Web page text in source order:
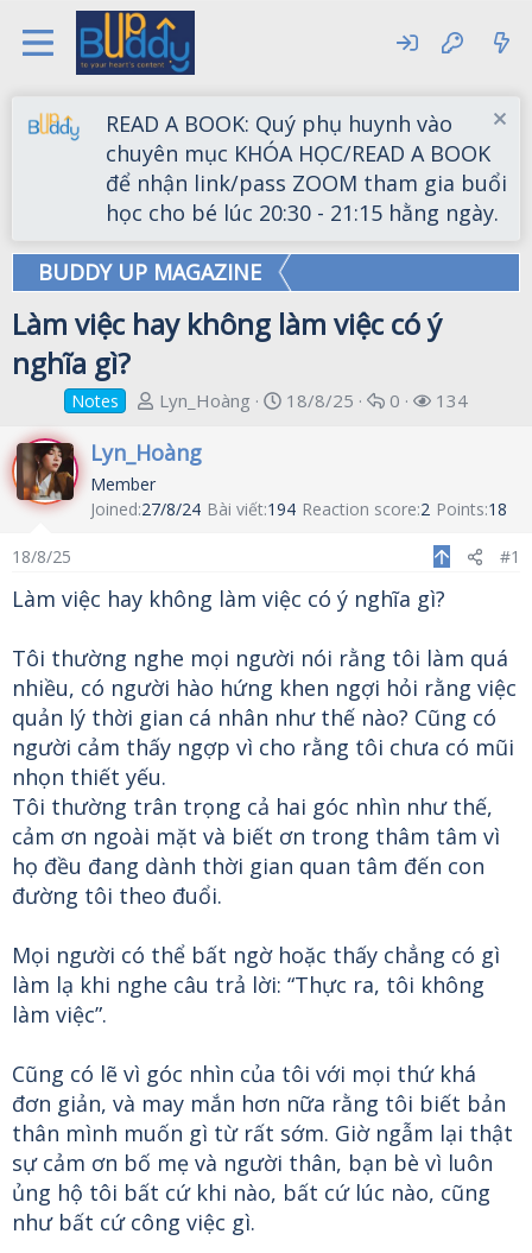
READ A BOOK: Quý phụ huynh vào
chuyên mục KHÓA HỌC/READ A BOOK
để nhận link/pass ZOOM tham gia buổi
học cho bé lúc 20:30 - 21:15 hằng ngày.
BUDDY UP MAGAZINE
Làm việc hay không làm việc có ý
nghĩa gì?
Notes
T
r
a
d
a
t
e
r
Lyn_Hoàng
S
d
e
18/8/25
R
e
0
V
s
134
Lyn_Hoàng
Member
Joined 27/8/24 Bài viết 194 Reaction score 2 Points 18
18/8/25 #1
Làm việc hay không làm việc có ý nghĩa gì?
Tôi thường nghe mọi người nói rằng tôi làm quá
nhiều, có người hào hứng khen ngợi hỏi rằng việc
quản lý thời gian cá nhân như thế nào? Cũng có
người cảm thấy ngợp vì cho rằng tôi chưa có mũi
nhọn thiết yếu.
Tôi thường trân trọng cả hai góc nhìn như thế,
cảm ơn ngoài mặt và biết ơn trong thâm tâm vì
họ đều đang dành thời gian quan tâm đến con
đường tôi theo đuổi.
Mọi người có thể bất ngờ hoặc thấy chẳng có gì
làm lạ khi nghe câu trả lời: “Thực ra, tôi không
làm việc”.
Cũng có lẽ vì góc nhìn của tôi với mọi thứ khá
đơn giản, và may mắn hơn nữa rằng tôi biết bản
thân mình muốn gì từ rất sớm. Giờ ngẫm lại thật
sự cảm ơn bố mẹ và người thân, bạn bè vì luôn
ủng hộ tôi bất cứ khi nào, bất cứ lúc nào, cũng
như bất cứ công việc gì.